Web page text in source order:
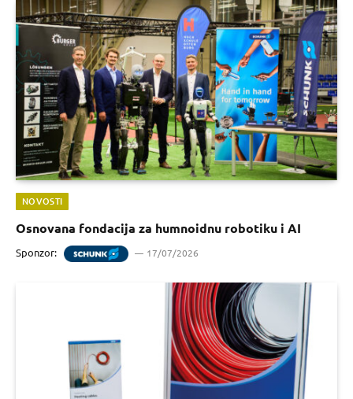
NOVOSTI
Osnovana fondacija za humnoidnu robotiku i AI
Sponzor: 17/07/2026